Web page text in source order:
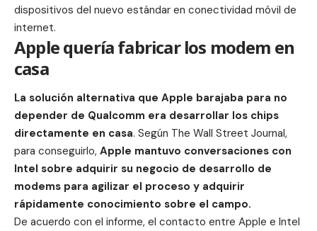
dispositivos del nuevo estándar en conectividad móvil de
internet.
Apple quería fabricar los modem en
casa
La solución alternativa que Apple barajaba para no
depender de Qualcomm era desarrollar los chips
directamente en casa. Según The Wall Street Journal,
para conseguirlo, Apple mantuvo conversaciones con
Intel sobre adquirir su negocio de desarrollo de
modems para agilizar el proceso y adquirir
rápidamente conocimiento sobre el campo.
De acuerdo con el informe, el contacto entre Apple e Intel